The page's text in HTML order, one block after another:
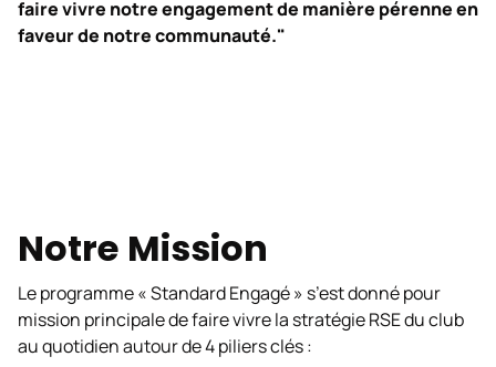
faire vivre notre engagement de manière pérenne en
faveur de notre communauté."
Notre Mission
Le programme « Standard Engagé » s’est donné pour
mission principale de faire vivre la stratégie RSE du club
au quotidien autour de 4 piliers clés :